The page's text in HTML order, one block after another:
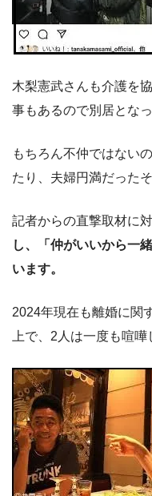
木梨憲武さんも介護を
事もあるので別居とな
もちろん不仲ではない
たり、夫婦円満だったそ
記者からの直撃取材に対
し、「仲がいいから一
います。
2024年現在も離婚に関
上で、2人は一度も喧